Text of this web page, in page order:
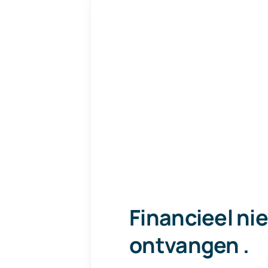
Financieel
ontvangen .